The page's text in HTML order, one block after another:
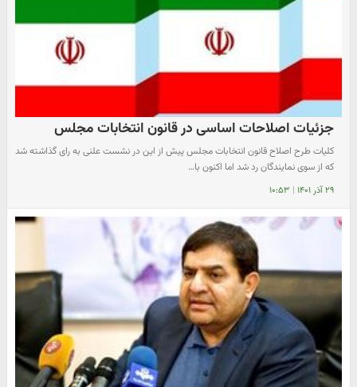
جزئیات اصلاحات اساسی در قانون انتخابات مجلس
کلیات طرح اصلاح قانون انتخابات مجلس پیش از این در نشست علنی به رای گذاشته شد
که از سوی نمایندگان رد شد اما اکنون با…
۲۹ آذر ۱۴۰۱ | ۱۰:۵۳